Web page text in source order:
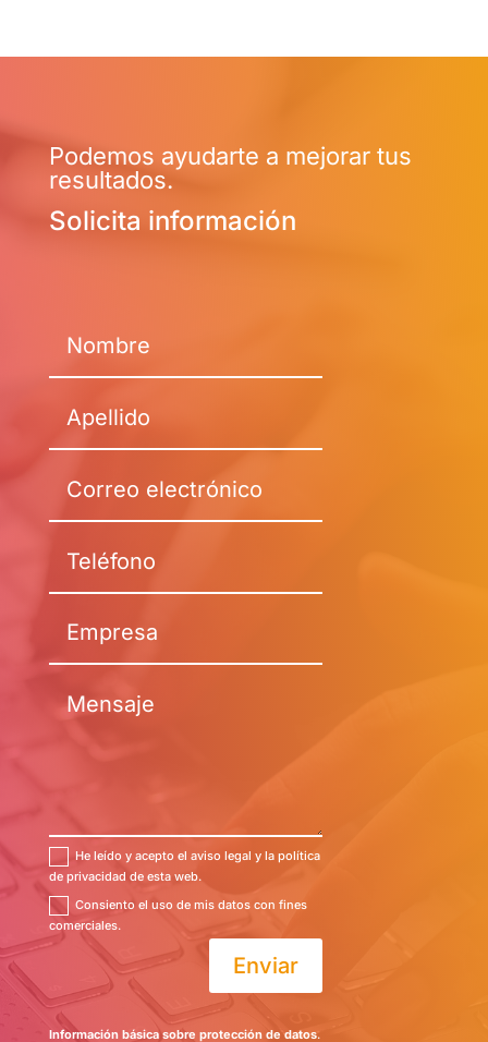
Podemos ayudarte a mejorar tus
resultados.
Solicita información
He leído y acepto el aviso legal y la política
de privacidad de esta web.
Consiento el uso de mis datos con fines
comerciales.
Enviar
Información básica sobre protección de datos.